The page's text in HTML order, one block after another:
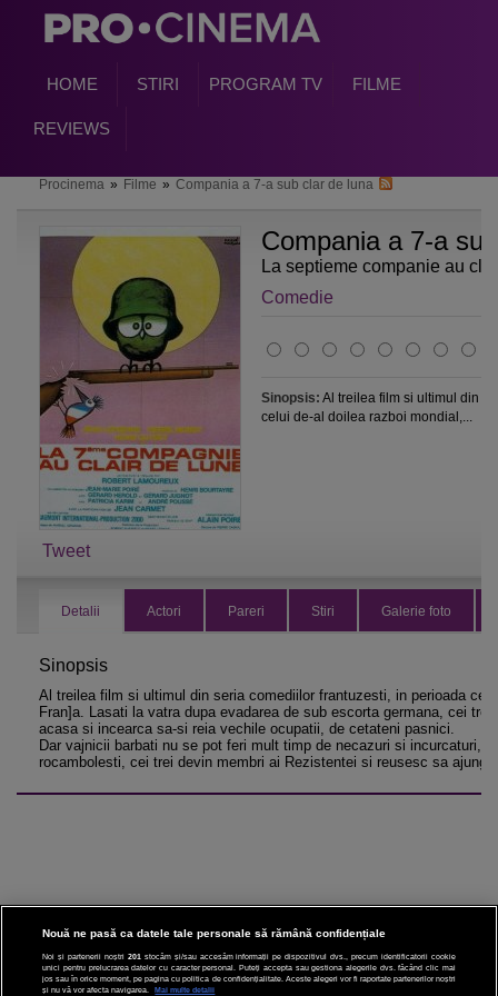
HOME STIRI PROGRAM TV FILME
REVIEWS
Procinema » Filme » Compania a 7-a sub clar de luna
Tweet
Compania a 7-a
La septieme companie au
Comedie
Sinopsis: Al treilea film si ultimul din
celui de-al doilea razboi mondial,...
Detalii Actori Pareri Stiri Galerie foto
Sinopsis
Al treilea film si ultimul din seria comediilor frantuzesti, in perioada
Fran]a. Lasati la vatra dupa evadarea de sub escorta germana, cei
acasa si incearca sa-si reia vechile ocupatii, de cetateni pasnici.
Dar vajnicii barbati nu se pot feri mult timp de necazuri si incurcaturi,
rocambolesti, cei trei devin membri ai Rezistentei si reusesc sa
CINEMA
Nouă ne pasă ca datele tale personale să rămână confidențiale
Noi și partenerii noștri 201 stocăm și/sau accesăm informații pe dispozitivul dvs., precum identificatorii cookie
unici pentru prelucrarea datelor cu caracter personal. Puteți accepta sau gestiona alegerile dvs. făcând clic mai
jos sau în orice moment, pe pagina cu politica de confidențialitate. Aceste alegeri vor fi raportate partenerilor noștri
și nu vă vor afecta navigarea.
Mai multe detalii